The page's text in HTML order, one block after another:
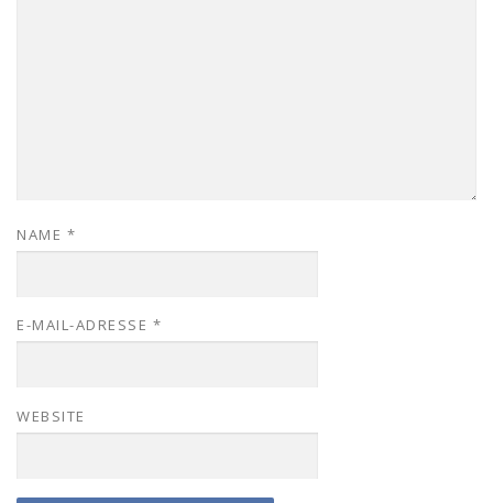
NAME *
E-MAIL-ADRESSE *
WEBSITE